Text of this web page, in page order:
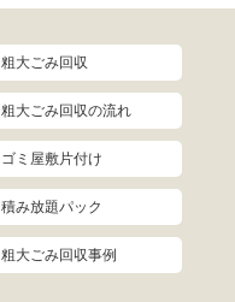
粗大ごみ回収
粗大ごみ回収の流れ
ゴミ屋敷片付け
積み放題パック
粗大ごみ回収事例